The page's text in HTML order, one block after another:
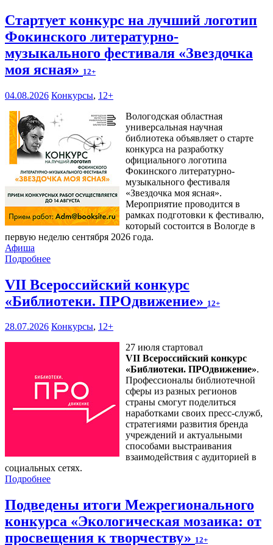
Стартует конкурс на лучший логотип
Фокинского литературно-
музыкального фестиваля «Звездочка
моя ясная» 12+
04.08.2026 Конкурсы, 12+
Вологодская областная
универсальная научная
библиотека объявляет о старте
конкурса на разработку
официального логотипа
Фокинского литературно-
музыкального фестиваля
«Звездочка моя ясная».
Мероприятие проводится в
рамках подготовки к фестивалю,
который состоится в Вологде в
первую неделю сентября 2026 года.
Афиша
Подробнее
VII Всероссийский конкурс
«Библиотеки. ПРОдвижение» 12+
28.07.2026 Конкурсы, 12+
27 июля стартовал
VII Всероссийский конкурс
«Библиотеки. ПРОдвижение».
Профессионалы библиотечной
сферы из разных регионов
страны смогут поделиться
наработками своих пресс-служб,
стратегиями развития бренда
учреждений и актуальными
способами выстраивания
взаимодействия с аудиторией в
социальных сетях.
Подробнее
Подведены итоги Межрегионального
конкурса «Экологическая мозаика: от
просвещения к творчеству» 12+